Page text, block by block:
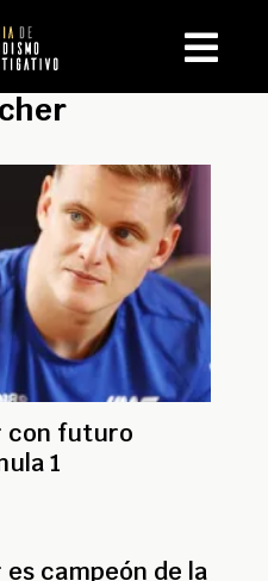
con futuro
1
campeón de la